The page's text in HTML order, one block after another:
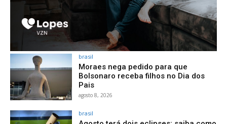
brasil
Moraes nega pedido para que
Bolsonaro receba filhos no Dia dos
Pais
agosto 8, 2026
brasil